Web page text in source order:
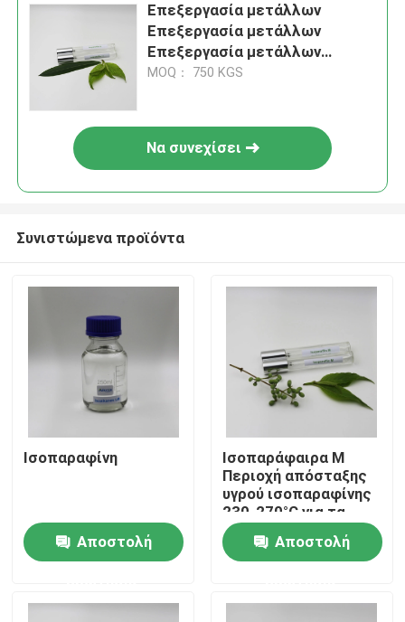
Προϊόντα
Επεξεργασία μετάλλων
Επεξεργασία μετάλλων
Επεξεργασία μετάλλων
Επεξεργασία μετάλλων
MOQ： 750 KGS
Να συνεχίσει
Συνιστώμενα προϊόντα
Ισοπαραφίνη
Αποστολή
Ισοπαράφαιρα M
Περιοχή απόσταξης
υγρού ισοπαραφίνης
230-270°C για τα
υγρά μεταλλουργίας
Αποστολή